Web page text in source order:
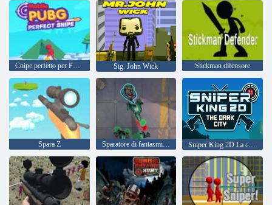
Cnipe perfetto per PUBG mobile Sig. John Wick Stickman difensore
Spara Z Sparatore di fantasmi da cecchino Sniper King 2D La città oscura